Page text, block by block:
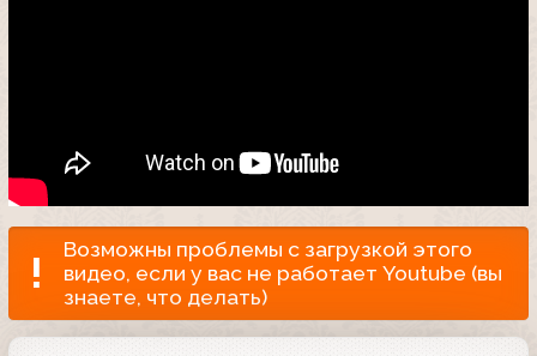
Возможны проблемы с загрузкой этого
видео, если у вас не работает Youtube (вы
знаете, что делать)